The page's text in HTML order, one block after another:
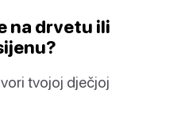
na drvetu ili
tvojoj dječjoj